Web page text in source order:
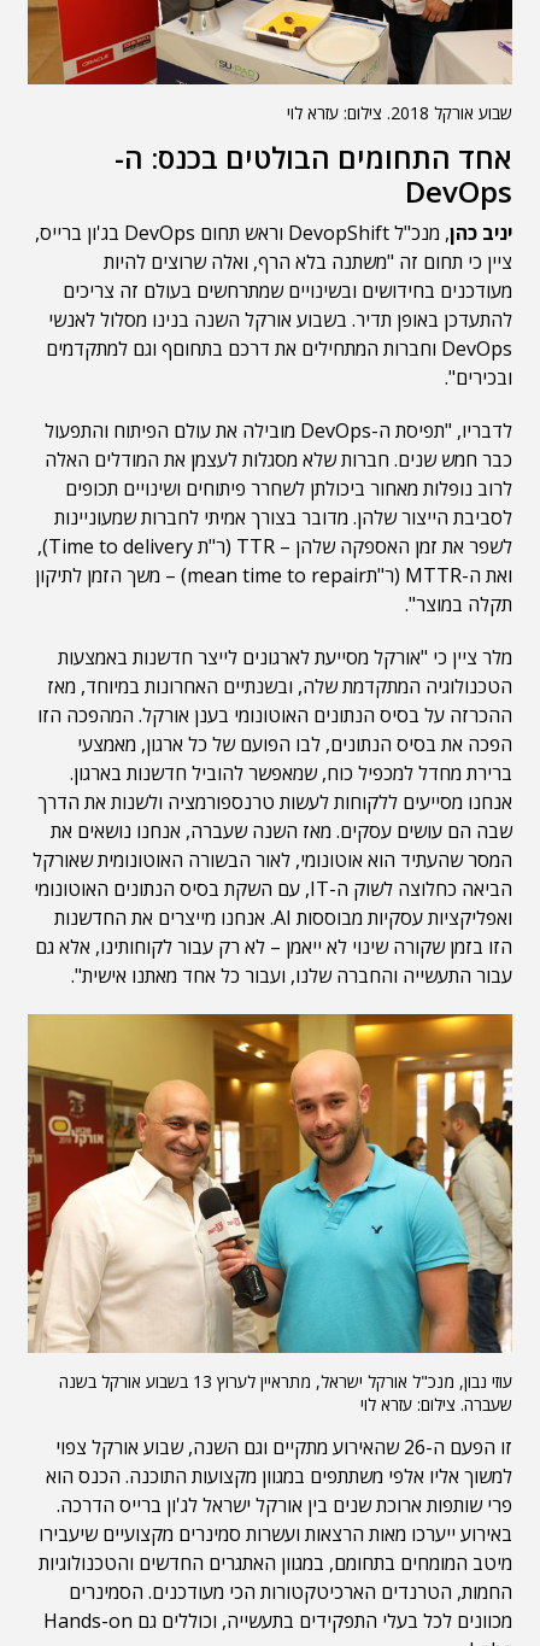
שבוע אורקל 2018. צילום: עזרא לוי
אחד התחומים הבולטים בכנס: ה-
DevOps
יניב כהן
, מנכ"ל DevopShift וראש תחום DevOps בג'ון ברייס,
ציין כי תחום זה "משתנה בלא הרף, ואלה שרוצים להיות
מעודכנים בחידושים ובשינויים שמתרחשים בעולם זה צריכים
להתעדכן באופן תדיר. בשבוע אורקל השנה בנינו מסלול לאנשי
DevOps וחברות המתחילים את דרכם בתחוםף וגם למתקדמים
ובכירים".
לדבריו, "תפיסת ה-DevOps מובילה את עולם הפיתוח והתפעול
כבר חמש שנים. חברות שלא מסגלות לעצמן את המודלים האלה
לרוב נופלות מאחור ביכולתן לשחרר פיתוחים ושינויים תכופים
לסביבת הייצור שלהן. מדובר בצורך אמיתי לחברות שמעוניינות
לשפר את זמן האספקה שלהן – TTR (ר"ת Time to delivery),
ואת ה-MTTR (ר"תmean time to repair) – משך הזמן לתיקון
תקלה במוצר".
מלר ציין כי "אורקל מסייעת לארגונים לייצר חדשנות באמצעות
הטכנולוגיה המתקדמת שלה, ובשנתיים האחרונות במיוחד, מאז
ההכרזה על בסיס הנתונים האוטונומי בענן אורקל. המהפכה הזו
הפכה את בסיס הנתונים, לבו הפועם של כל ארגון, מאמצעי
ברירת מחדל למכפיל כוח, שמאפשר להוביל חדשנות בארגון.
אנחנו מסייעים ללקוחות לעשות טרנספורמציה ולשנות את הדרך
שבה הם עושים עסקים. מאז השנה שעברה, אנחנו נושאים את
המסר שהעתיד הוא אוטונומי, לאור הבשורה האוטונומית שאורקל
הביאה כחלוצה לשוק ה-IT, עם השקת בסיס הנתונים האוטונומי
ואפליקציות עסקיות מבוססות AI. אנחנו מייצרים את החדשנות
הזו בזמן שקורה שינוי לא ייאמן – לא רק עבור לקוחותינו, אלא גם
עבור התעשייה והחברה שלנו, ועבור כל אחד מאתנו אישית".
עוזי נבון, מנכ"ל אורקל ישראל, מתראיין לערוץ 13 בשבוע אורקל בשנה
שעברה. צילום: עזרא לוי
זו הפעם ה-26 שהאירוע מתקיים וגם השנה, שבוע אורקל צפוי
למשוך אליו אלפי משתתפים במגוון מקצועות התוכנה. הכנס הוא
פרי שותפות ארוכת שנים בין אורקל ישראל לג'ון ברייס הדרכה.
באירוע ייערכו מאות הרצאות ועשרות סמינרים מקצועיים שיעבירו
מיטב המומחים בתחומם, במגוון האתגרים החדשים והטכנולוגיות
החמות, הטרנדים הארכיטקטורות הכי מעודכנים. הסמינרים
מכוונים לכל בעלי התפקידים בתעשייה, וכוללים גם Hands-on